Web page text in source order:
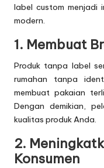
label custom menjadi
modern.
1. Membuat
Produk tanpa label
rumahan tanpa
membuat pakaian
Dengan demikian,
kualitas produk Anda.
2.
Konsumen